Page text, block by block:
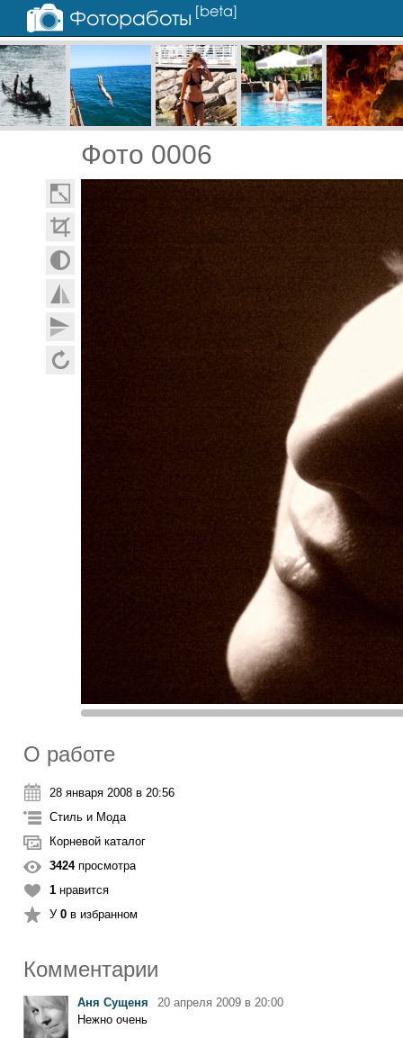
Фото 0006
О работе
28 января 2008 в 20:56
Стиль и Мода
Корневой каталог
3424просмотра
1 нравится
У 0 в избранном
Комментарии
Аня Сущеня
20 апреля 2009 в 20:00
Нежно очень